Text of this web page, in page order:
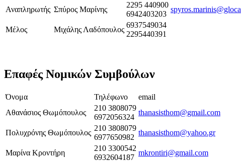
Αναπληρωτής Σπύρος Μαρίνης
2295 440900
6942403203
Μέλος Μιχάλης Λαδόπουλος
6937549034
2295440391
Επαφές Νομικών Συμβούλων
Όνομα Τηλέφωνο email
Αθανάσιος Θωμόπουλος
210 3808079
6972056324
thanasisthom@gmail.com
Πολυχρόνης Θωμόπουλος
210 3808079
6977650982
thanasisthom@yahoo.gr
Μαρίνα Κροντήρη
210 3300542
6932604187
mkrontiri@gmail.com